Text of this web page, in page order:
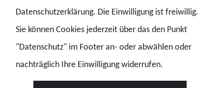
Datenschutzerklärung. Die Einwilligung ist freiwillig.
Sie können Cookies jederzeit über das den Punkt
"Datenschutz" im Footer an- oder abwählen oder
nachträglich Ihre Einwilligung widerrufen.